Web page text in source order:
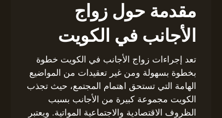
مقدمة حول زواج
الأجانب في الكويت
تعد إجراءات زواج الأجانب في الكويت خطوة
بخطوة بسهولة ومن غير تعقيدات من المواضيع
الهامة التي تستحق اهتمام المجتمع، حيث تجذب
الكويت مجموعة كبيرة من الأجانب بسبب
الظروف الاقتصادية والاجتماعية المواتية. ويعتبر